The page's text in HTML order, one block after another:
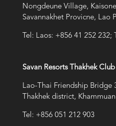
Nongdeune Village,
Savannakhet Provicne, Lao
Tel: Laos: +856 41 252 232;
Savan Resorts Thakhek
Lao-Thai Friendship Bridge
Thakhek district,
Tel: +856 051 212 903